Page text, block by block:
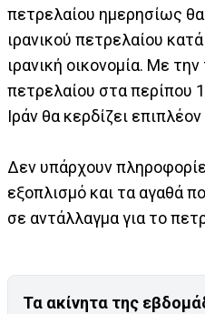
πετρελαίου ημερησίως
ιρανικού πετρελαίου
ιρανική οικονομία. Με
πετρελαίου στα περίπου
Ιράν θα κερδίζει
Δεν υπάρχουν
εξοπλισμό και τα αγαθά
σε αντάλλαγμα για το
Τα ακίνητα της